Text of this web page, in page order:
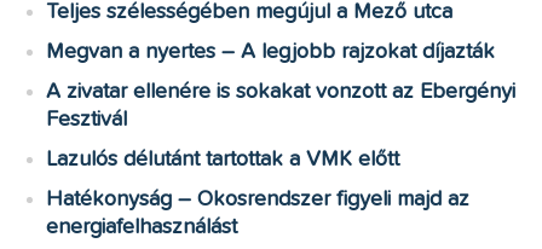
Teljes szélességében megújul a Mező utca
Megvan a nyertes – A legjobb rajzokat díjazták
A zivatar ellenére is sokakat vonzott az Ebergényi
Fesztivál
Lazulós délutánt tartottak a VMK előtt
Hatékonyság – Okosrendszer figyeli majd az
energiafelhasználást